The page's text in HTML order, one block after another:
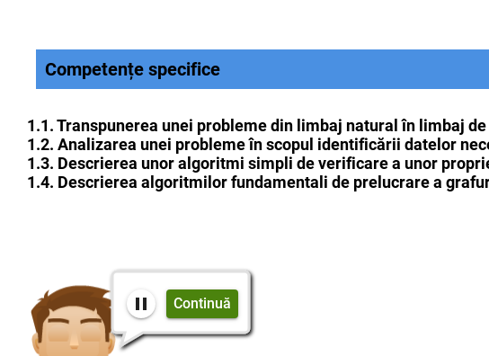
Continuă
Competențe specifice
1.1. Transpunerea unei probleme din limbaj natural în limbaj
1.2. Analizarea unei probleme în scopul identificării datelor
1.3. Descrierea unor algoritmi simpli de verificare a unor
1.4. Descrierea algoritmilor fundamentali de prelucrare a